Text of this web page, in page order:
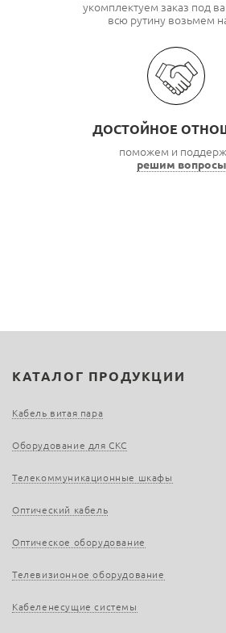
укомплектуем заказ под
всю рутину возьмем
ДОСТОЙНОЕ
поможем и
решим вопросы
КАТАЛОГ ПРОДУКЦИИ
Кабель витая пара
Оборудование для СКС
Телекоммуникационные шкафы
Оптический кабель
Оптическое оборудование
Телевизионное оборудование
Кабеленесущие системы